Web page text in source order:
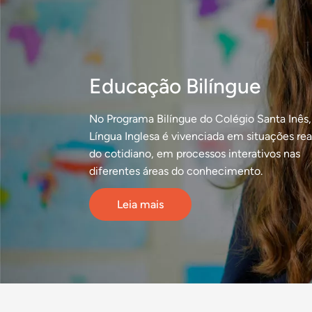
Educação Bilíngue
No Programa Bilíngue do Colégio Santa
Língua Inglesa é vivenciada em situações
do cotidiano, em processos interativos nas
diferentes áreas do conhecimento.
Leia mais